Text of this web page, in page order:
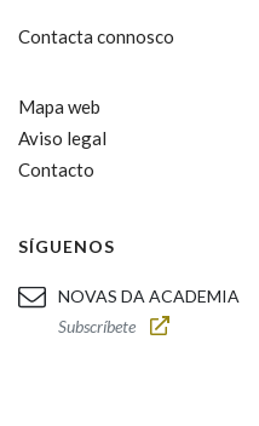
Contacta connosco
Mapa web
Aviso legal
Contacto
SÍGUENOS
NOVAS DA ACADEMIA
Subscríbete